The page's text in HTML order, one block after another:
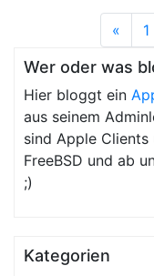
« 1
Wer oder was
Hier bloggt ein
aus seinem
sind Apple Clients
FreeBSD und ab
;)
Kategorien